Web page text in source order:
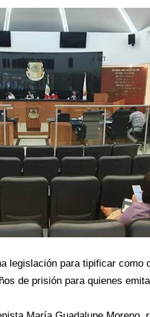
legislación para tipificar como
de prisión para quienes